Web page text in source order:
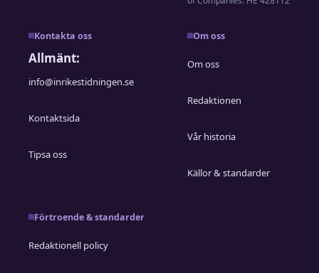
Kontakta oss
Allmänt:
info@inrikestidningen.se
Kontaktsida
Tipsa oss
Om oss
Om oss
Redaktionen
Vår historia
Källor & standarder
Förtroende & standarder
Redaktionell policy